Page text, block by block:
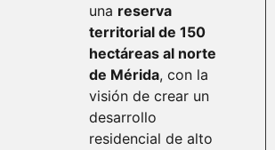
una reserva
territorial de 150
hectáreas al norte
de Mérida, con la
visión de crear un
desarrollo
residencial de alto